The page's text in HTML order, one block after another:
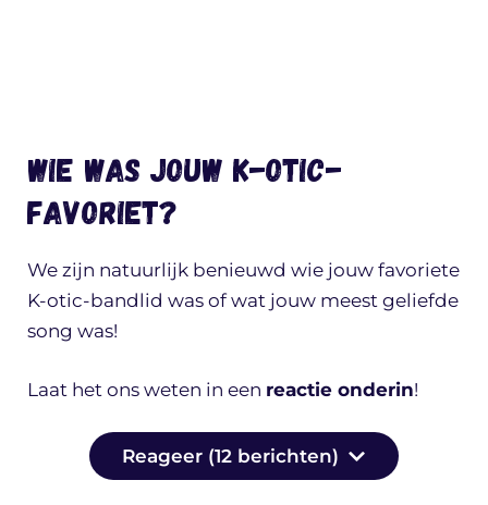
Wie was jouw K-otic-
favoriet?
We zijn natuurlijk benieuwd wie jouw favoriete
K-otic-bandlid was of wat jouw meest geliefde
song was!
Laat het ons weten in een reactie onderin!
Reageer (12 berichten)